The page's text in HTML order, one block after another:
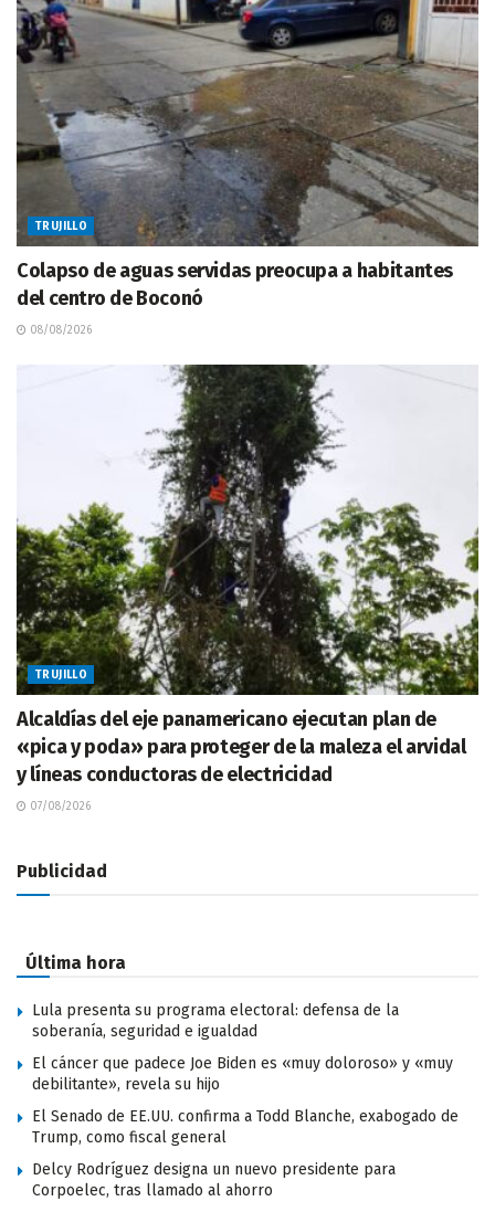
TRUJILLO
Colapso de aguas servidas preocupa a habitantes
del centro de Boconó
08/08/2026
TRUJILLO
Alcaldías del eje panamericano ejecutan plan de
«pica y poda» para proteger de la maleza el arvidal
y líneas conductoras de electricidad
07/08/2026
Publicidad
Última hora
Lula presenta su programa electoral: defensa de la
soberanía, seguridad e igualdad
El cáncer que padece Joe Biden es «muy doloroso» y «muy
debilitante», revela su hijo
El Senado de EE.UU. confirma a Todd Blanche, exabogado de
Trump, como fiscal general
Delcy Rodríguez designa un nuevo presidente para
Corpoelec, tras llamado al ahorro